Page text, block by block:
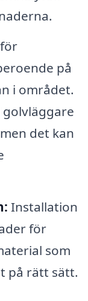
på
i området.
det kan
Installation
för
som
på rätt sätt.